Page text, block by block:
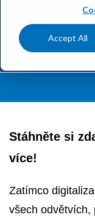
Accept All
Stáhněte si
více!
Zatímco
všech odvětvích,